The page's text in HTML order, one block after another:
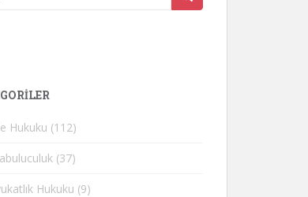
Hukuku (112)
(37)
Hukuku (9)